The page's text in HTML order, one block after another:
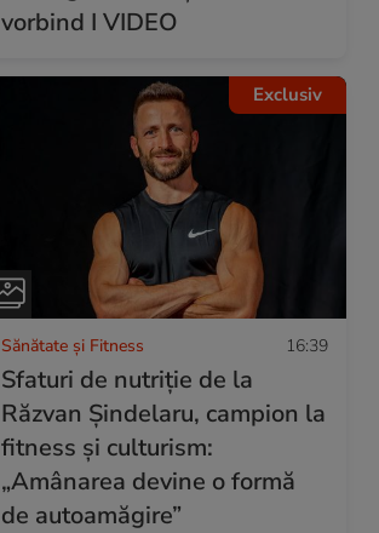
vorbind I VIDEO
Exclusiv
Sănătate și Fitness 16:39
Sfaturi de nutriție de la
Răzvan Șindelaru, campion la
fitness și culturism:
„Amânarea devine o formă
de autoamăgire”